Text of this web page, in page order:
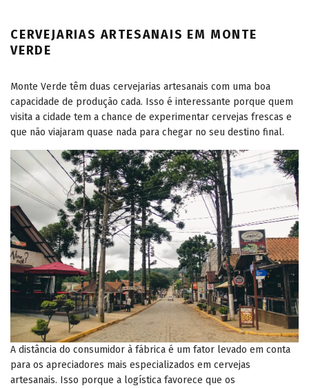
CERVEJARIAS ARTESANAIS EM MONTE
VERDE
Monte Verde têm duas cervejarias artesanais com uma boa
capacidade de produção cada. Isso é interessante porque quem
visita a cidade tem a chance de experimentar cervejas frescas e
que não viajaram quase nada para chegar no seu destino final.
A distância do consumidor à fábrica é um fator levado em conta
para os apreciadores mais especializados em cervejas
artesanais. Isso porque a logística favorece que os